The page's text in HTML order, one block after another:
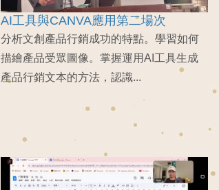
AI工具與CANVA應用第二場次
分析文創產品行銷成功的特點。學習如何
描繪產品受眾圖像。掌握運用AI工具生成
產品行銷文本的方法，認識...